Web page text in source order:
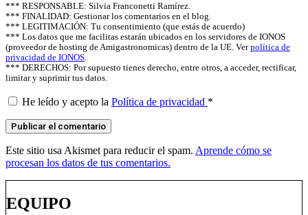
*** RESPONSABLE: Silvia Franconetti Ramírez.
*** FINALIDAD: Gestionar los comentarios en el blog.
*** LEGITIMACIÓN: Tu consentimiento (que estás de acuerdo)
*** Los datos que me facilitas estarán ubicados en los servidores de IONOS
(proveedor de hosting de Amigastronomicas) dentro de la UE. Verpolítica de
privacidad de IONOS.
*** DERECHOS: Por supuesto tienes derecho, entre otros, a acceder, rectificar,
limitar y suprimir tus datos.
He leído y acepto la Política de privacidad *
Este sitio usa Akismet para reducir el spam. Aprende cómo se
procesan los datos de tus comentarios.
EQUIPO